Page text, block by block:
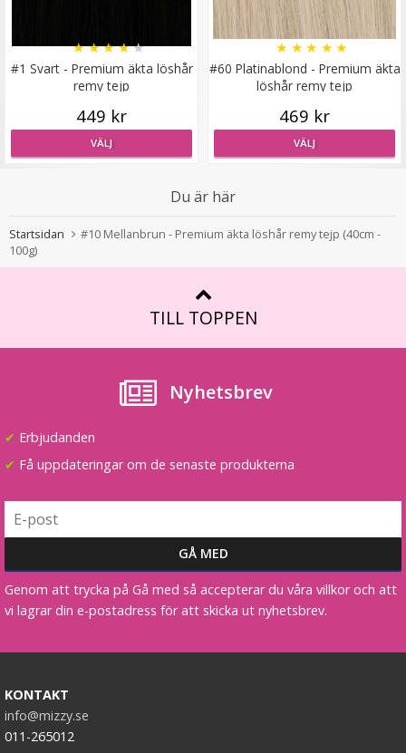
Syntetiskt löshår Gloriatråd rakt - Mellanblond #22/613
199 kr
#1 Svart - Premium äkta löshår
remy tejp
★★★★★
449 kr
VÄLJ
#60 Platinablond - Premium äkta
löshår remy tejp
★ ★ ★ ★ ★
469 kr
VÄLJ
Du är här
Startsidan
#10 Mellanbrun - Premium äkta löshår remy tejp (40cm -
100g)
TILL TOPPEN
Nyhetsbrev
✔ Erbjudanden
✔ Få uppdateringar om de senaste produkterna
Genom att trycka på Gå med så accepterar du våra villkor och att
vi lagrar din e-postadress för att skicka ut nyhetsbrev.
KONTAKT
info@mizzy.se
011-265012